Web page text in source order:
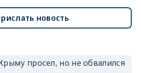
новость
просел, но не обвалился